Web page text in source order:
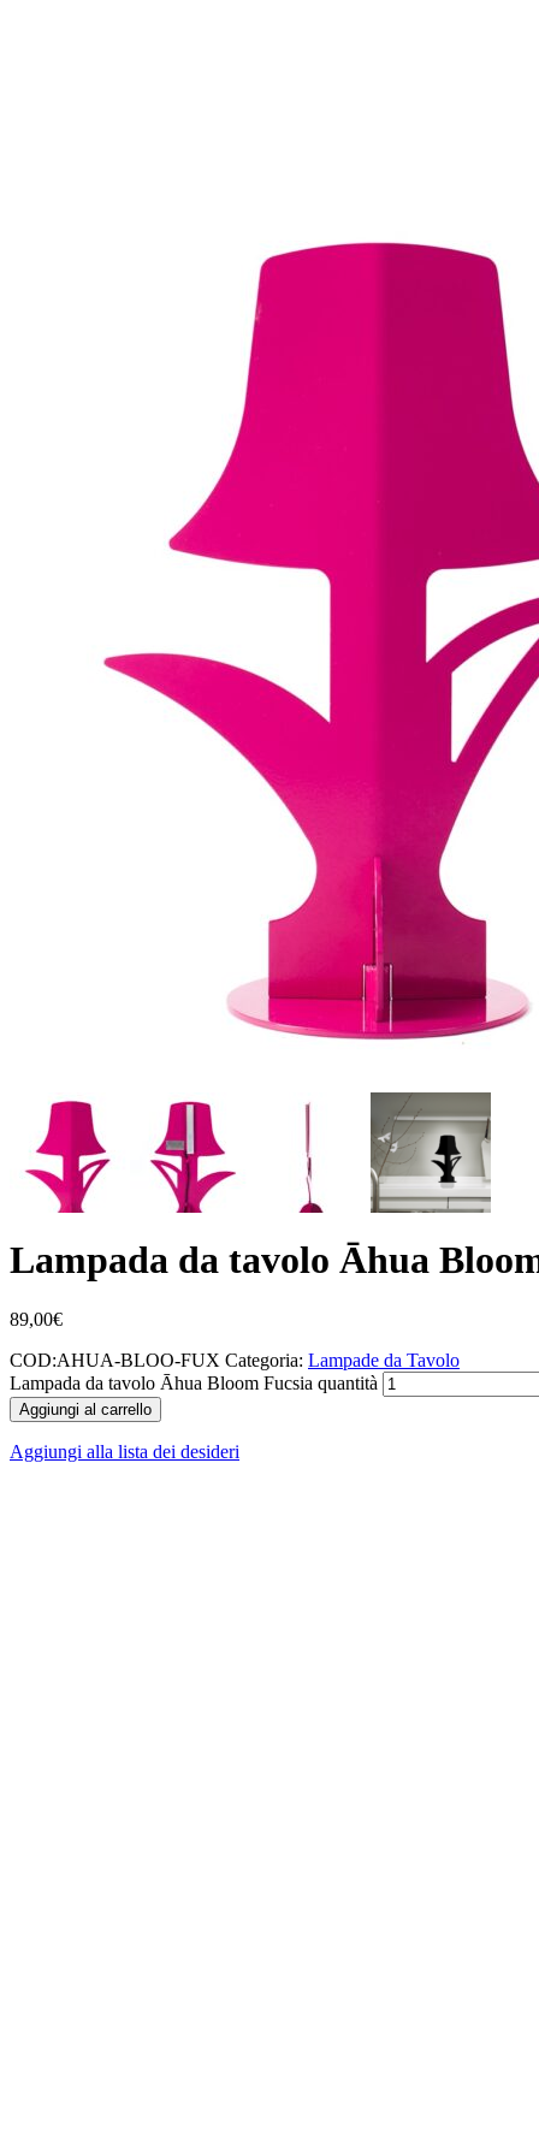
Lampada da tavolo Āhua
89,00€
COD:AHUA-BLOO-FUX Categoria: Lampade da Tavolo
Lampada da tavolo Āhua Bloom Fucsia quantità
Aggiungi al carrello
Aggiungi alla lista dei desideri